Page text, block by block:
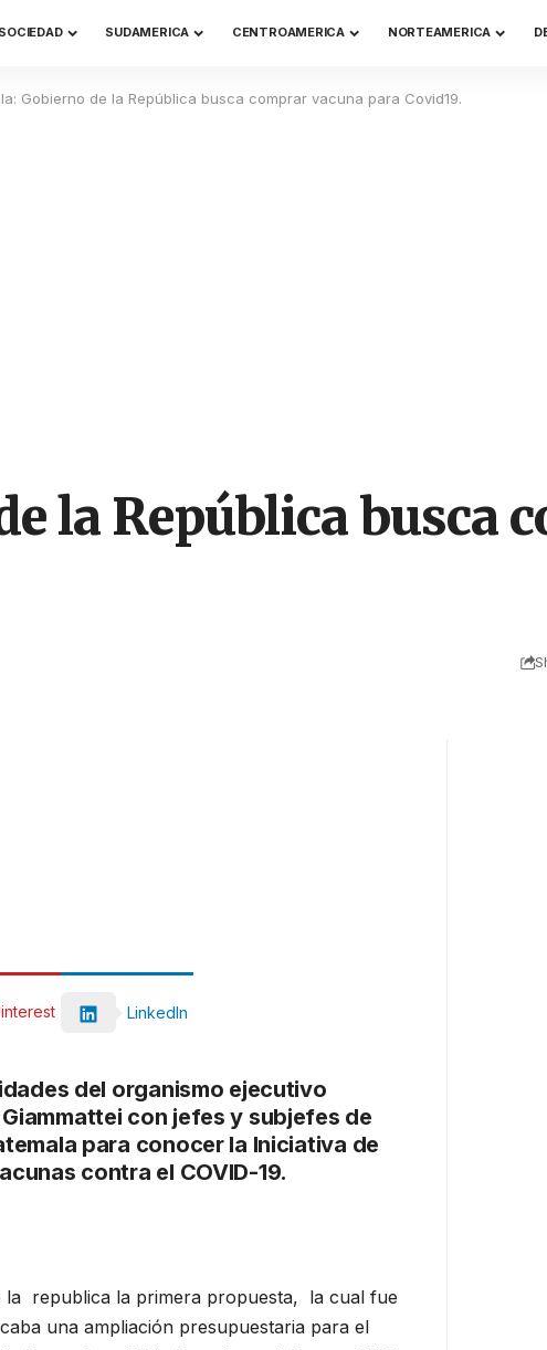
SOCIEDAD SUDAMERICA CENTROAMERICA NORTEAMERICA
Gobierno de la República busca comprar vacuna para Covid19.
la República busca
LinkedIn
del organismo ejecutivo
con jefes y subjefes de
para conocer la Iniciativa de
contra el COVID-19.
republica la primera propuesta, la cual fue
una ampliación presupuestaria para el